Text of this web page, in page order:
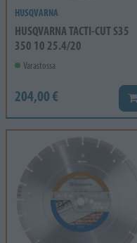
HUSQVARNA
HUSQVARNA TACTI-CUT S35
350 10 25.4/20
Varastossa
204,00 €